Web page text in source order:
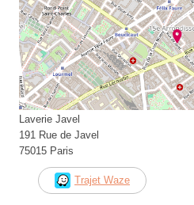
Laverie Javel
191 Rue de Javel
75015 Paris
Trajet Waze